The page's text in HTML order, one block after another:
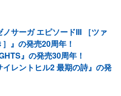
ノサーガ エピソードIII ［ツァ
』の発売20周年！
』の発売30周年！
イレントヒル2 最期の詩』の発